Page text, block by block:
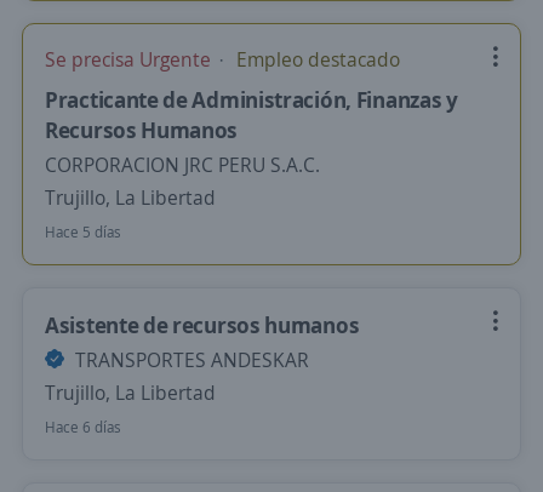
Se precisa Urgente Empleo destacado
Practicante de Administración, Finanzas y
Recursos Humanos
CORPORACION JRC PERU S.A.C.
Trujillo, La Libertad
Hace 5 días
Asistente de recursos humanos
TRANSPORTES ANDESKAR
Trujillo, La Libertad
Hace 6 días